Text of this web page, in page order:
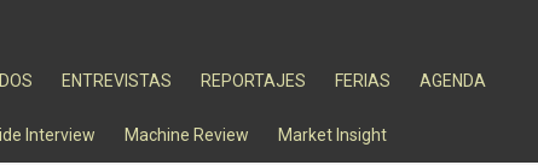
ENTREVISTAS REPORTAJES FERIAS AGENDA
Interview Machine Review Market Insight